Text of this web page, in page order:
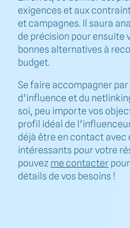
exigences et aux
et campagnes. Il saura
de précision pour ensuite
bonnes alternatives à
budget.
Se faire accompagner
d’influence et du
soi, peu importe vos
profil idéal de
déjà être en contact avec
intéressants pour votre
pouvez me contacter
détails de vos besoins !